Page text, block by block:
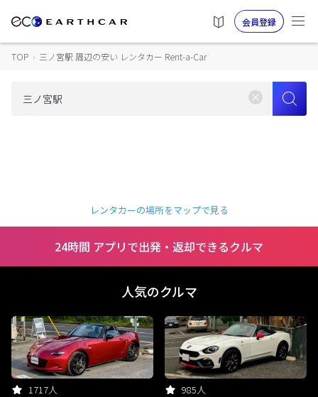
会員登録
TOP › 三ノ宮駅 周辺の安い レンタカー Rent-a-Car
レンタカーの場所をマップで見る
24時間 アプリで出発・返却できるクルマ
人気のクルマ
1717人 985人